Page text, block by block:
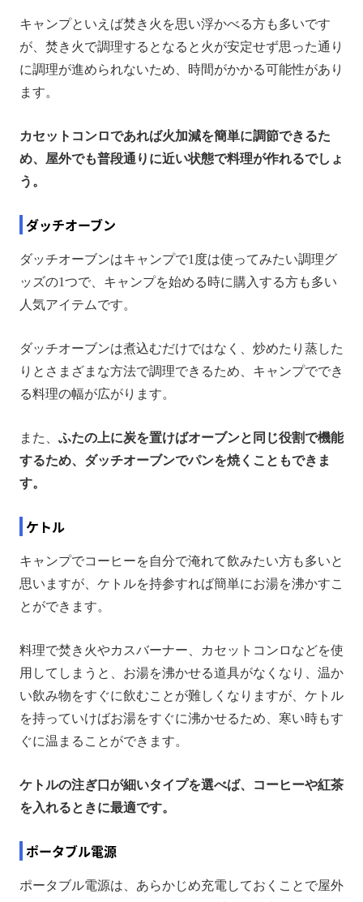
キャンプといえば焚き火を思い浮かべる方も多いです
が、焚き火で調理するとなると火が安定せず思った通り
に調理が進められないため、時間がかかる可能性があり
ます。
カセットコンロであれば火加減を簡単に調節できるた
め、屋外でも普段通りに近い状態で料理が作れるでしょ
う。
ダッチオーブン
ダッチオーブンはキャンプで1度は使ってみたい調理グ
ッズの1つで、キャンプを始める時に購入する方も多い
人気アイテムです。
ダッチオーブンは煮込むだけではなく、炒めたり蒸した
りとさまざまな方法で調理できるため、キャンプででき
る料理の幅が広がります。
また、 ふたの上に炭を置けばオーブンと同じ役割で機能
するため、ダッチオーブンでパンを焼くこともできま
す。
ケトル
キャンプでコーヒーを自分で淹れて飲みたい方も多いと
思いますが、ケトルを持参すれば簡単にお湯を沸かすこ
とができます。
料理で焚き火やカスバーナー、カセットコンロなどを使
用してしまうと、お湯を沸かせる道具がなくなり、温か
い飲み物をすぐに飲むことが難しくなりますが、ケトル
を持っていけばお湯をすぐに沸かせるため、寒い時もす
ぐに温まることができます。
ケトルの注ぎ口が細いタイプを選べば、コーヒーや紅茶
を入れるときに最適です。
ポータブル電源
ポータブル電源は、あらかじめ充電しておくことで屋外